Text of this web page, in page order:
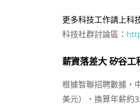
更多科技工作請上科
科技社群討論區：
薪資落差大 矽谷
根據智聯招聘數據，
美元），換算年薪約